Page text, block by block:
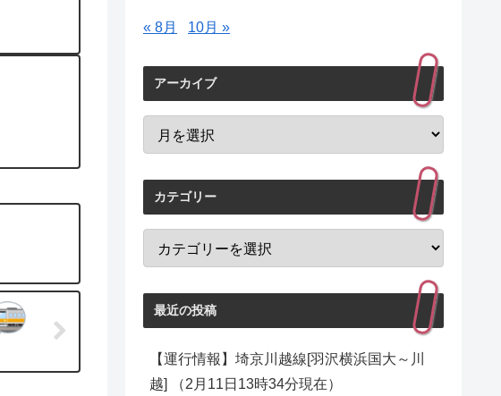
« 8月 10月 »
アーカイブ
カテゴリー
最近の投稿
【運行情報】埼京川越線[羽沢横浜国大～川
越] （2月11日13時34分現在）